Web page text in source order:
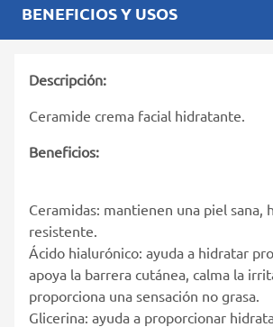
BENEFICIOS Y USOS
Descripción:
Ceramide crema facial hidratante.
Beneficios:
Ceramidas: mantienen una piel sana,
resistente.
Ácido hialurónico: ayuda a hidratar
apoya la barrera cutánea, calma la
proporciona una sensación no grasa.
Glicerina: ayuda a proporcionar